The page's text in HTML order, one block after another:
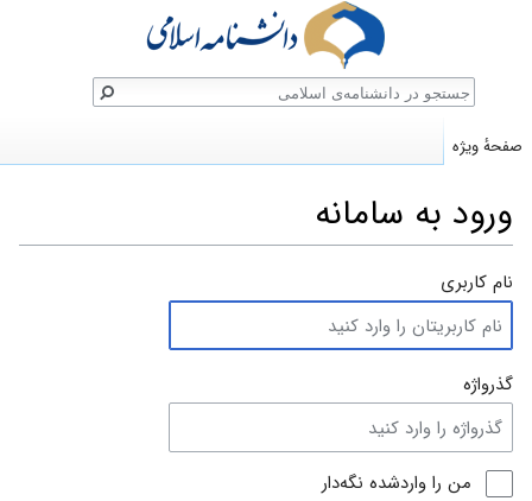
ورود به سامانه
پرش
ناوبری
پرش
جستجو
نام کاربری
گذرواژه
من را واردشده نگه‌دار
صفحهٔ ویژه
جستجو